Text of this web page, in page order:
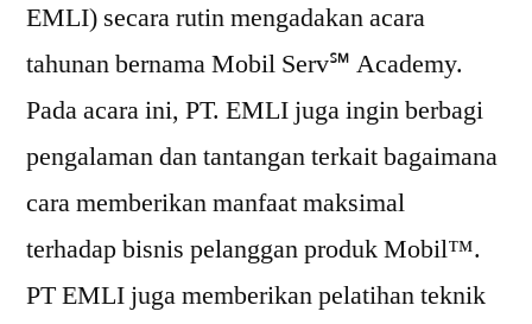
EMLI) secara rutin mengadakan acara
tahunan bernama Mobil Serv℠ Academy.
Pada acara ini, PT. EMLI juga ingin berbagi
pengalaman dan tantangan terkait bagaimana
cara memberikan manfaat maksimal
terhadap bisnis pelanggan produk Mobil™.
PT EMLI juga memberikan pelatihan teknik